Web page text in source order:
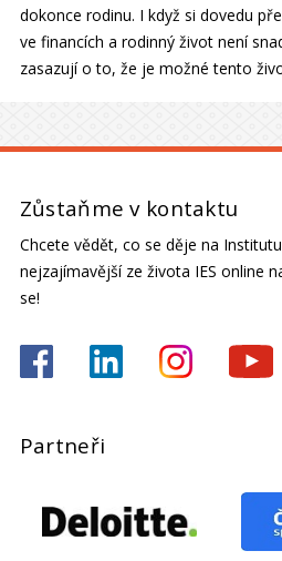
dokonce rodinu. I když si dovedu
ve financích a rodinný život není
zasazují o to, že je možné tento
Zůstaňme v kontaktu
Chcete vědět, co se děje na
nejzajímavější ze života IES online
se!
Partneři